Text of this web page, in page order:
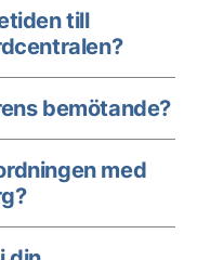
till
bemötande?
med